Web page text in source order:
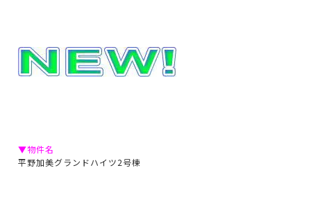
▼物件名
平野加美グランドハイツ2号棟